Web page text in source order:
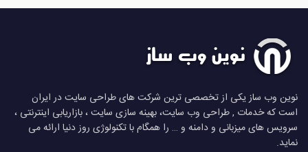
نوین وب ساز یکی از تخصصی ترین شرکت های طراحی سایت در ایران
است که خدمات , طراحی وب سایت، بهینه سازی سایت ، بازاریابی اینترنتی ،
سرویس های میزبانی و دامنه و … را همگام با تکنولوژی روز دنیا ارائه می
نماید.